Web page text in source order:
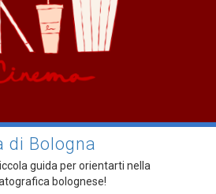
di Bologna
guida per orientarti nella
bolognese!